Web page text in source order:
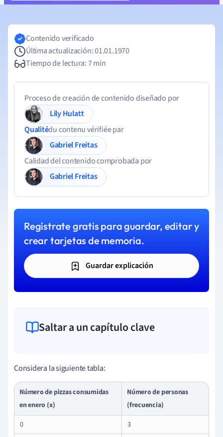
Contenido verificado
Última actualización: 01.01.1970
Tiempo de lectura: 7 min
Proceso de creación de contenido diseñado por
Lily Hulatt
Qualitédu contenu vérifiée par
Gabriel Freitas
Calidad del contenido comprobada por
Gabriel Freitas
Regístrate gratis para guardar, editar y
crear tarjetas de memoria.
Guardar explicación
Saltar a un capítulo clave
Considera la siguiente tabla:
Número de pizzas consumidas
en enero (x)
Número de personas
(frecuencia)
0
3